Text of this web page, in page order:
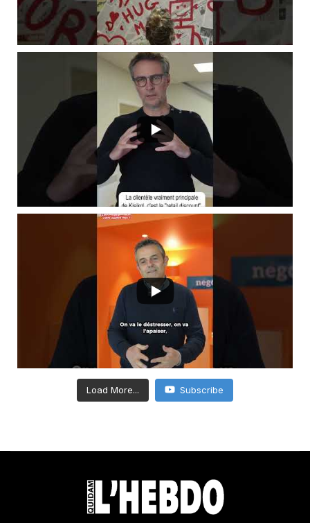
Load More... Subscribe